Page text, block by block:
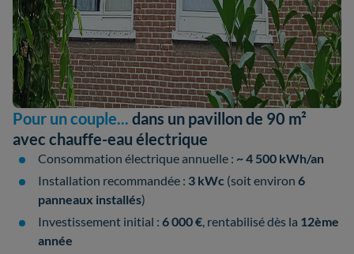
Pour un couple... dans un pavillon de 90 m²
avec chauffe-eau électrique
Consommation électrique annuelle : ~ 4 500 kWh/an
Installation recommandée : 3 kWc (soit environ 6
panneaux installés)
Investissement initial : 6 000 €, rentabilisé dès la 12ème
année